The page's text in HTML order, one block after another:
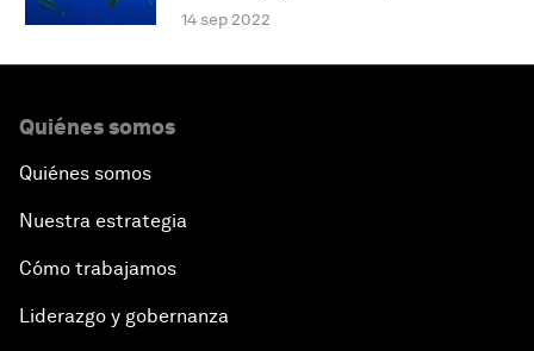
14 sep 2022
Quiénes somos
Quiénes somos
Nuestra estrategia
Cómo trabajamos
Liderazgo y gobernanza